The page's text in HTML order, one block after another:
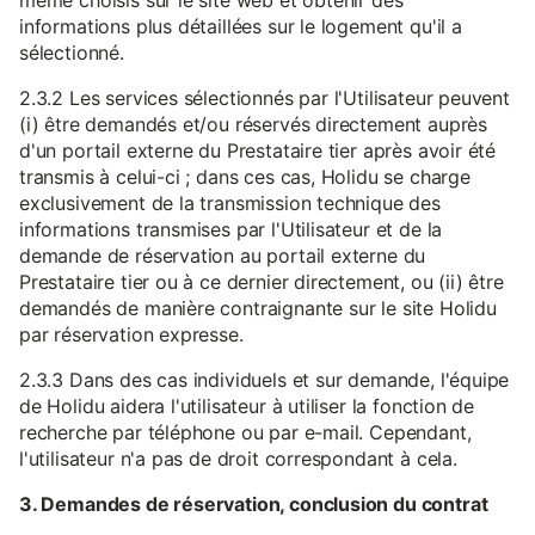
informations plus détaillées sur le logement qu'il a
sélectionné.
2.3.2 Les services sélectionnés par l'Utilisateur peuvent
(i) être demandés et/ou réservés directement auprès
d'un portail externe du Prestataire tier après avoir été
transmis à celui-ci ; dans ces cas, Holidu se charge
exclusivement de la transmission technique des
informations transmises par l'Utilisateur et de la
demande de réservation au portail externe du
Prestataire tier ou à ce dernier directement, ou (ii) être
demandés de manière contraignante sur le site Holidu
par réservation expresse.
2.3.3 Dans des cas individuels et sur demande, l'équipe
de Holidu aidera l'utilisateur à utiliser la fonction de
recherche par téléphone ou par e-mail. Cependant,
l'utilisateur n'a pas de droit correspondant à cela.
3. Demandes de réservation, conclusion du contrat